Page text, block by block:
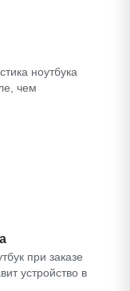
ноутбука
чем
при заказе
устройство в